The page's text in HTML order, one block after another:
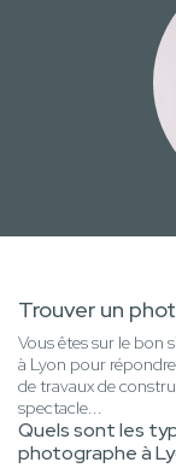
Trouver un
Vous êtes sur le bon
à Lyon pour
de travaux de
spectacle...
Quels sont les
photographe à